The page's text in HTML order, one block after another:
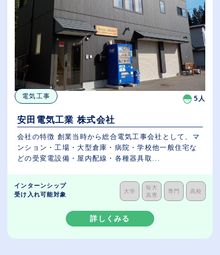
電気工事 5人
安田電気工業 株式会社
会社の特徴 創業当時から総合電気工事会社として、マ
ンション・工場・大型倉庫・病院・学校他一般住宅な
どの受変電設備・屋内配線・各種器具取...
インターンシップ
受け入れ可能対象
大学
短大
高専
専門 高校
詳しくみる